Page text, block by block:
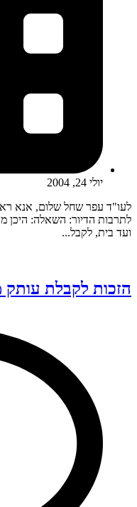
יולי 24, 2004
לעו"ד עפר שחל שלום, אנא
לתרבות הדיור: השאלה: היכן
ועד בית, לקבל...
הזכות לקבלת עותק